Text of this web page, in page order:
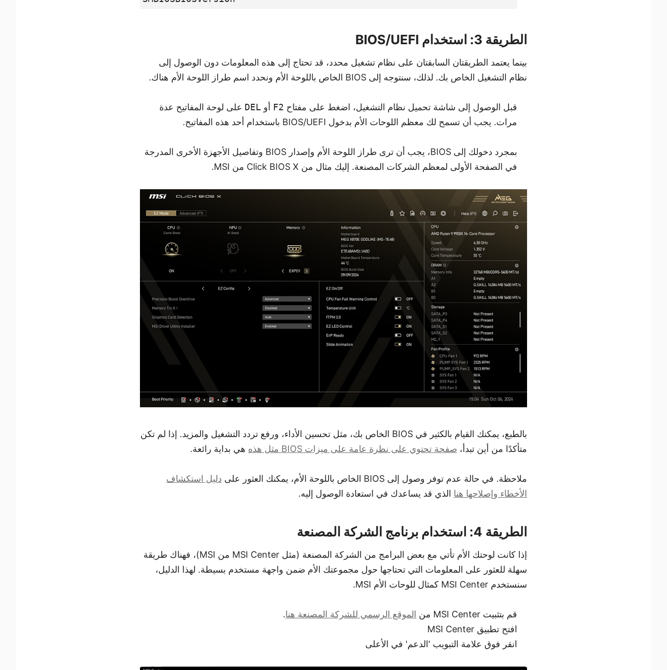
الطريقة 3: استخدام BIOS/UEFI
بينما يعتمد الطريقتان السابقتان على نظام تشغيل محدد، قد تحتاج إلى هذه المعلومات دون الوصول إلى
نظام التشغيل الخاص بك. لذلك، سنتوجه إلى BIOS الخاص باللوحة الأم ونحدد اسم طراز اللوحة الأم هناك.
قبل الوصول إلى شاشة تحميل نظام التشغيل، اضغط على مفتاح F2 أو DEL على لوحة المفاتيح عدة
مرات. يجب أن تسمح لك معظم اللوحات الأم بدخول BIOS/UEFI باستخدام أحد هذه المفاتيح.
بمجرد دخولك إلى BIOS، يجب أن ترى طراز اللوحة الأم وإصدار BIOS وتفاصيل الأجهزة الأخرى المدرجة
في الصفحة الأولى لمعظم الشركات المصنعة. إليك مثال من Click BIOS X من MSI.
بالطبع، يمكنك القيام بالكثير في BIOS الخاص بك، مثل تحسين الأداء، ورفع تردد التشغيل والمزيد. إذا لم تكن
متأكدًا من أين تبدأ، صفحة تحتوي على نظرة عامة على ميزات BIOS مثل هذه هي بداية رائعة.
ملاحظة. في حالة عدم توفر وصول إلى BIOS الخاص باللوحة الأم، يمكنك العثور على
دليل استكشاف
الأخطاء وإصلاحها هنا الذي قد يساعدك في استعادة الوصول إليه.
الطريقة 4: استخدام برنامج الشركة المصنعة
إذا كانت لوحتك الأم تأتي مع بعض البرامج من الشركة المصنعة (مثل MSI Center من MSI)، فهناك طريقة
سهلة للعثور على المعلومات التي تحتاجها حول مجموعتك الأم ضمن واجهة مستخدم بسيطة. لهذا الدليل،
سنستخدم MSI Center كمثال للوحات الأم MSI.
قم بتثبيت MSI Center من الموقع الرسمي للشركة المصنعة هنا.
افتح تطبيق MSI Center
انقر فوق علامة التبويب 'الدعم' في الأعلى